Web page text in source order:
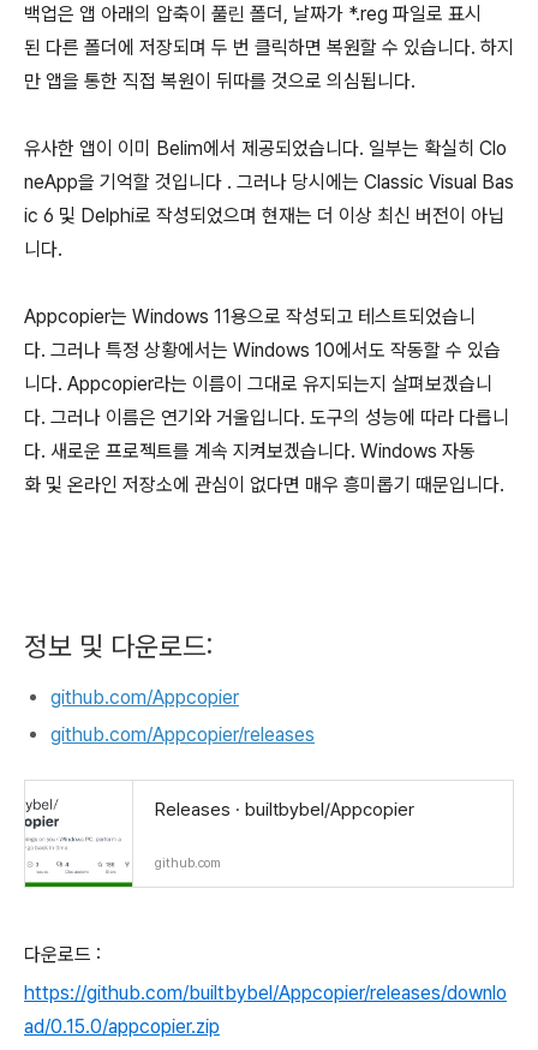
백업은 앱 아래의 압축이 풀린 폴더, 날짜가 *.reg 파일로 표시
된 다른 폴더에 저장되며 두 번 클릭하면 복원할 수 있습니다. 하지
만 앱을 통한 직접 복원이 뒤따를 것으로 의심됩니다.
유사한 앱이 이미 Belim에서 제공되었습니다. 일부는 확실히 Clo
neApp을 기억할 것입니다 . 그러나 당시에는 Classic Visual Bas
ic 6 및 Delphi로 작성되었으며 현재는 더 이상 최신 버전이 아닙
니다.
Appcopier는 Windows 11용으로 작성되고 테스트되었습니
다. 그러나 특정 상황에서는 Windows 10에서도 작동할 수 있습
니다. Appcopier라는 이름이 그대로 유지되는지 살펴보겠습니
다. 그러나 이름은 연기와 거울입니다. 도구의 성능에 따라 다릅니
다. 새로운 프로젝트를 계속 지켜보겠습니다. Windows 자동
화 및 온라인 저장소에 관심이 없다면 매우 흥미롭기 때문입니다.
정보 및 다운로드:
github.com/Appcopier
github.com/Appcopier/releases
Releases · builtbybel/Appcopier
github.com
다운로드 :
https://github.com/builtbybel/Appcopier/releases/downlo
ad/0.15.0/appcopier.zip